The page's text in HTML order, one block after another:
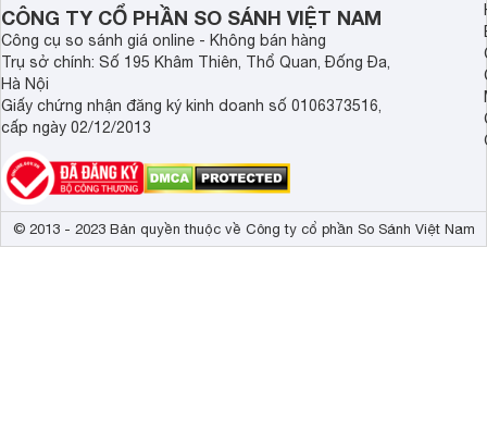
CÔNG TY CỔ PHẦN SO SÁNH VIỆT NAM
Công cụ so sánh giá online - Không bán hàng
Trụ sở chính: Số 195 Khâm Thiên, Thổ Quan, Đống Đa,
Hà Nội
Giấy chứng nhận đăng ký kinh doanh số 0106373516,
cấp ngày 02/12/2013
© 2013 - 2023 Bản quyền thuộc về Công ty cổ phần So Sánh Việt Nam